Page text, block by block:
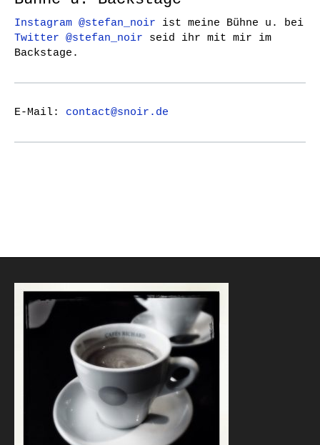
Instagram @stefan_noir ist meine Bühne u. bei
Twitter @stefan_noir seid ihr mit mir im
Backstage.
E-Mail: contact@snoir.de